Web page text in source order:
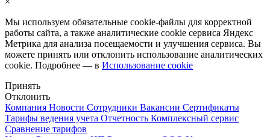
Мы используем обязательные cookie-файлы для корректной
работы сайта, а также аналитические cookie сервиса Яндекс
Метрика для анализа посещаемости и улучшения сервиса. Вы
можете принять или отклонить использование аналитических
cookie. Подробнее — в Использование cookie
Принять
Отклонить
Компания Новости Сотрудники Вакансии Сертификаты
Тарифы ведения учета Отчетность Комплексный сервис
Сравнение тарифов